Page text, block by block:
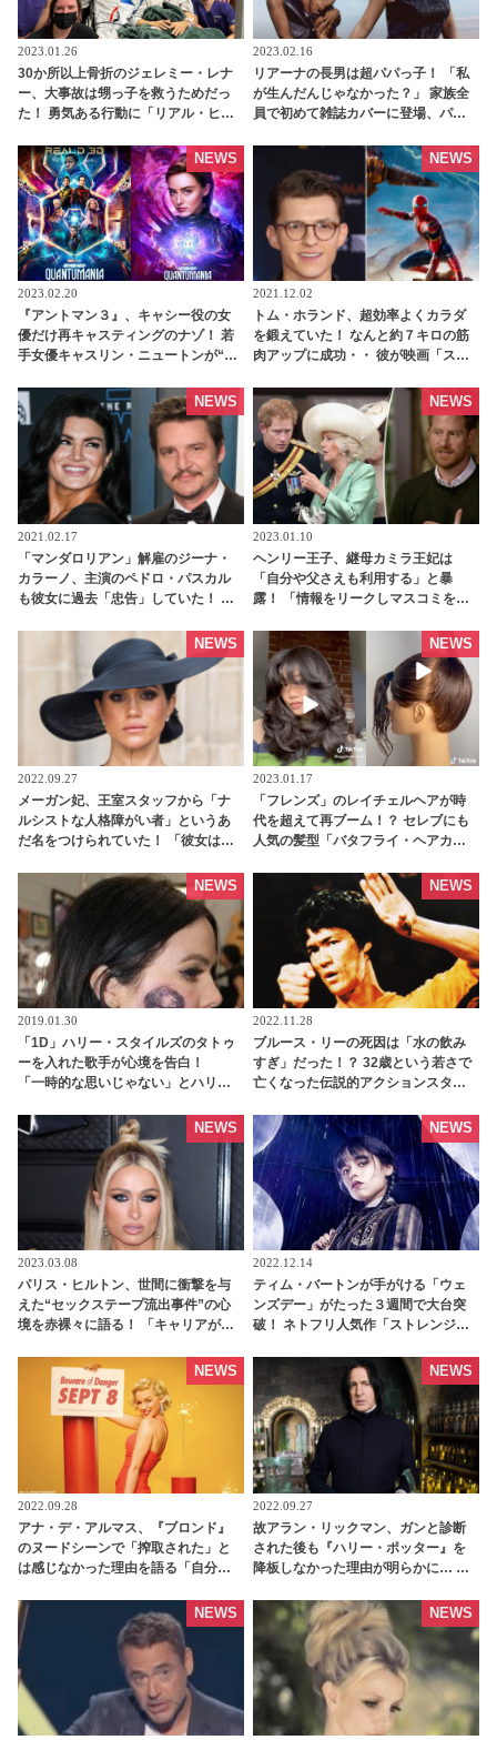
2023.01.26
30か所以上骨折のジェレミー・レナ
ー、大事故は甥っ子を救うためだっ
た！ 勇気ある行動に「リアル・ヒー
2023.02.16
リアーナの長男は超パパっ子！ 「私
が生んだんじゃなかった？」 家族全
員で初めて雑誌カバーに登場、パー
tvgroove
2023.02.20
『アントマン３』、キャシー役の女
優だけ再キャスティングのナゾ！ 若
手女優キャスリン・ニュートンが“３
は・・？ - tvgroove
NEWS
2021.12.02
トム・ホランド、超効率よくカラダ
を鍛えていた！ なんと約７キロの筋
肉アップに成功・・ 彼が映画「スパ
のトレーニング方法とは？ -
tvgroove
NEWS
2021.02.17
「マンダロリアン」解雇のジーナ・
カラーノ、主演のペドロ・パスカル
も彼女に過去「忠告」していた！ 今
る・・・？ | tvgroove
NEWS
2023.01.10
ヘンリー王子、継母カミラ王妃は
「自分や父さえも利用する」と暴
露！ 「情報をリークしマスコミを操
tvgroove
NEWS
2022.09.27
メーガン妃、王室スタッフから「ナ
ルシストな人格障がい者」というあ
だ名をつけられていた！ 「彼女は悲
れていた」 元スタッフが暴露本を出
版 - tvgroove
NEWS
2023.01.17
「フレンズ」のレイチェルヘアが時
代を超えて再ブーム！？ セレブにも
人気の髪型「バタフライ・ヘアカッ
大バズり中[動画あり] - tvgroove
NEWS
2019.01.30
「1D」ハリー・スタイルズのタトゥ
ーを入れた歌手が心境を告白！
「一時的な思いじゃない」とハリー
NEWS
2022.11.28
ブルース・リーの死因は「水の飲み
すぎ」だった！？ 32歳という若さで
亡くなった伝説的アクションスター
tvgroove
NEWS
2023.03.08
パリス・ヒルトン、世間に衝撃を与
えた“セックステープ流出事件”の心
境を赤裸々に語る！ 「キャリアが終
NEWS
2022.12.14
ティム・バートンが手がける「ウェ
ンズデー」がたった３週間で大台突
破！ ネトフリ人気作「ストレンジャ
かに注目集まる - tvgroove
NEWS
2022.09.28
アナ・デ・アルマス、『ブロンド』
のヌードシーンで「搾取された」と
は感じなかった理由を語る「自分が
tvgroove
NEWS
2022.09.27
故アラン・リックマン、ガンと診断
された後も『ハリー・ポッター』を
降板しなかった理由が明らかに… ス
tvgroove
NEWS
NEWS NEWS